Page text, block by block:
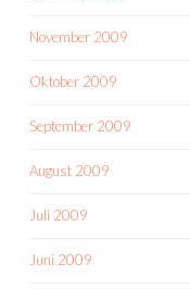
November 2009
Oktober 2009
September 2009
August 2009
Juli 2009
Juni 2009